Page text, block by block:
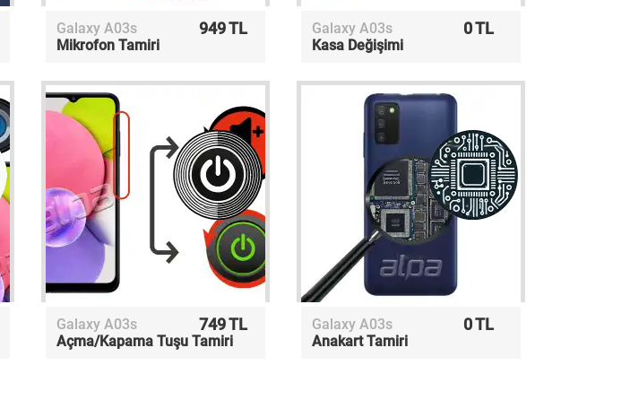
Galaxy A03s 949 TL
Mikrofon Tamiri
Galaxy A03s 0 TL
Kasa Değişimi
Galaxy A03s 749 TL
Açma/Kapama Tuşu Tamiri
Galaxy A03s 0 TL
Anakart Tamiri